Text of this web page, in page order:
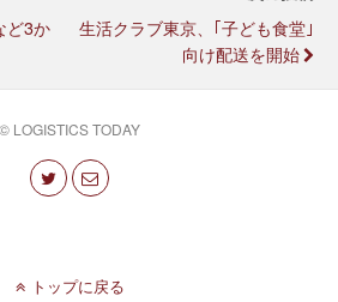
ど3か
生活クラブ東京、｢子ども食堂｣
向け配送を開始
© LOGISTICS TODAY
トップに戻る